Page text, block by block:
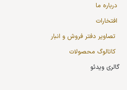
درباره ما
افتخارات
تصاویر دفتر فروش و انبار
کاتالوگ محصولات
گالری ویدئو